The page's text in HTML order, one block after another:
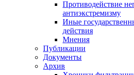
Противодействие
антиэкстремизму
Иные
действия
Мнения
Публикации
Документы
Архив